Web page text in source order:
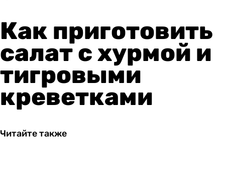
Как приготовить
салат с хурмой и
тигровыми
креветками
Читайте также